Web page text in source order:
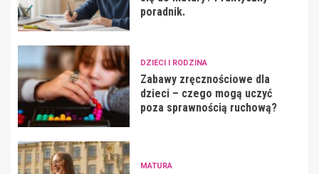
poradnik.
DZIECI I RODZINA
Zabawy zręcznościowe dla
dzieci – czego mogą uczyć
poza sprawnością ruchową?
MATURA